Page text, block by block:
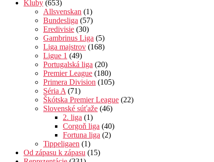
Kluby (653)
Allsvenskan (1)
Bundesliga (57)
Eredivisie (30)
Gambrinus Liga (5)
Liga majstrov (168)
Ligue 1 (49)
Portugalská liga (20)
Premier League (180)
Primera Division (105)
Séria A (71)
Škótska Premier League (22)
Slovenské súťaže (46)
2. liga (1)
Corgoň liga (40)
Fortuna liga (2)
Tippeligaen (1)
Od zápasu k zápasu (15)